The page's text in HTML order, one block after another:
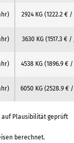
2924 KG (1222.2 € /
3630 KG (1517.3 € /
4538 KG (1896.9 €
6050 KG (2528.9 €
Plausibilität geprüft
berechnet.